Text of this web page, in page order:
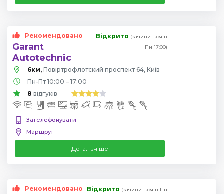
Рекомендовано
Garant
Autotechnic
Відкрито (зачиниться в
Пн 17:00)
6км,
Повіртрофлотский проспект 64, Київ
Пн-Пт 10:00 – 17:00
8 відгуків
Зателефонувати
Маршрут
Детальніше
Рекомендовано Відкрито (зачиниться в Пн